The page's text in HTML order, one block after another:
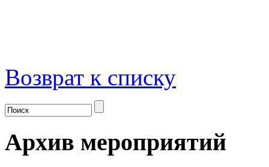
Возврат к списку
Архив мероприятий